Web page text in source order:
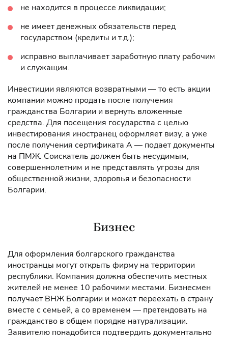
не находится в процессе ликвидации;
не имеет денежных обязательств перед
государством (кредиты и т.д.);
исправно выплачивает заработную плату рабочим
и служащим.
Инвестиции являются возвратными — то есть акции
компании можно продать после получения
гражданства Болгарии и вернуть вложенные
средства. Для посещения государства с целью
инвестирования иностранец оформляет визу, а уже
после получения сертификата А — подает документы
на ПМЖ. Соискатель должен быть несудимым,
совершеннолетним и не представлять угрозы для
общественной жизни, здоровья и безопасности
Болгарии.
Бизнес
Для оформления болгарского гражданства
иностранцы могут открыть фирму на территории
республики. Компания должна обеспечить местных
жителей не менее 10 рабочими местами. Бизнесмен
получает ВНЖ Болгарии и может переехать в страну
вместе с семьей, а со временем — претендовать на
гражданство в общем порядке натурализации.
Заявителю понадобится подтвердить документально